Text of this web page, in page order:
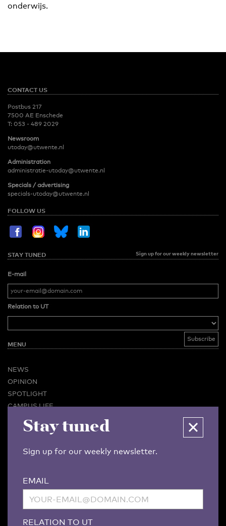
onderwijs.
CONTACT US
Postbus 217
7500 AE Enschede
T: 053 - 489 2029
Newsroom
utoday@utwente.nl
Administration
administratie-utoday@utwente.nl
Specials / advertising
specials-utoday@utwente.nl
FOLLOW US
STAY TUNED Sign up for our weekly newsletter
E-mail
Relation to UT
MENU
NEWS
OPINION
SPOTLIGHT
CAMPUS LIFE
BUSINESS & CAREER
CONTACT
ARCHIVE
MORE
Stay tuned
Sign up for our weekly newsletter.
EMAIL
RELATION TO UT